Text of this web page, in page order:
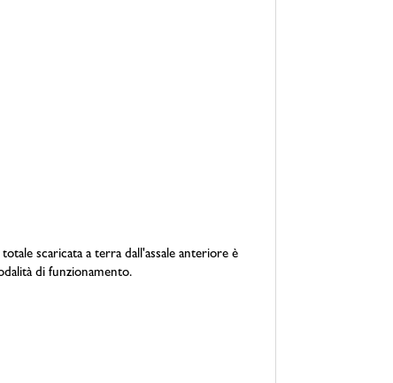
scaricata a terra dall'assale anteriore è
di funzionamento.